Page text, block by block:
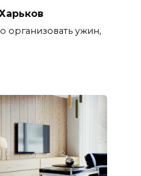
организовать ужин,